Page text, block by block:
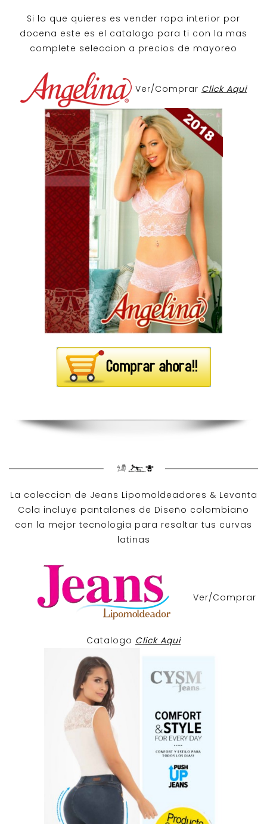
Si lo que quieres es vender ropa interior por
docena este es el catalogo para ti con la mas
complete seleccion a precios de mayoreo
Ver/Comprar Click Aqui
La coleccion de Jeans Lipomoldeadores & Levanta
Cola incluye pantalones de Diseño colombiano
con la mejor tecnologia para resaltar tus curvas
latinas
Ver/Comprar
Catalogo Click Aqui